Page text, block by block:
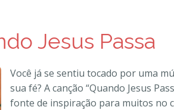
Jesus Passa
Você já se sentiu tocado por uma
sua fé? A canção “Quando Jesus
fonte de inspiração para muitos no